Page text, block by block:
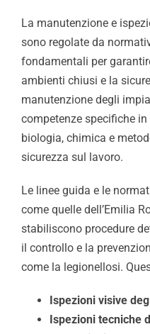
La manutenzione e
sono regolate da
fondamentali per
ambienti chiusi e la
manutenzione degli
competenze specifiche
biologia, chimica e
sicurezza sul lavoro.
Le linee guida e le
come quelle dell’Emilia
stabiliscono procedure
il controllo e la
come la legionellosi.
Ispezioni visive
Ispezioni tecniche